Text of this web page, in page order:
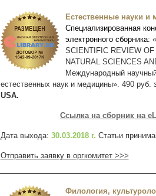
Естественные науки и
Специализированная
электронного сборника:
SCIENTIFIC REVIEW
NATURAL SCIENCES
Международный
естественных наук и медицины». 490 руб.
USA.
Ссылка на сборник на
Дата выхода: 30.03.2018 г. Статьи
Отправить заявку в оргкомитет >>>
Филология,